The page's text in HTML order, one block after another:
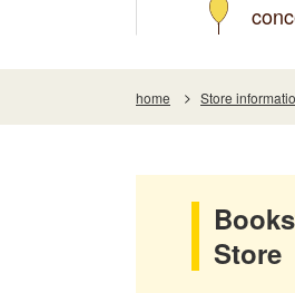
home Store
Store